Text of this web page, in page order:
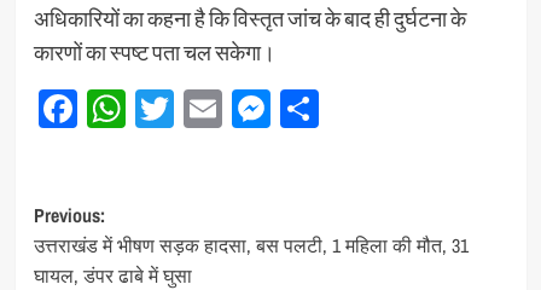
अधिकारियों का कहना है कि विस्तृत जांच के बाद ही दुर्घटना के
कारणों का स्पष्ट पता चल सकेगा।
Facebook
WhatsApp
Twitter
EmailMessenger
Share
Post
navigation
Previous:
उत्तराखंड में भीषण सड़क हादसा, बस पलटी, 1 महिला की मौत, 31
घायल, डंपर ढाबे में घुसा